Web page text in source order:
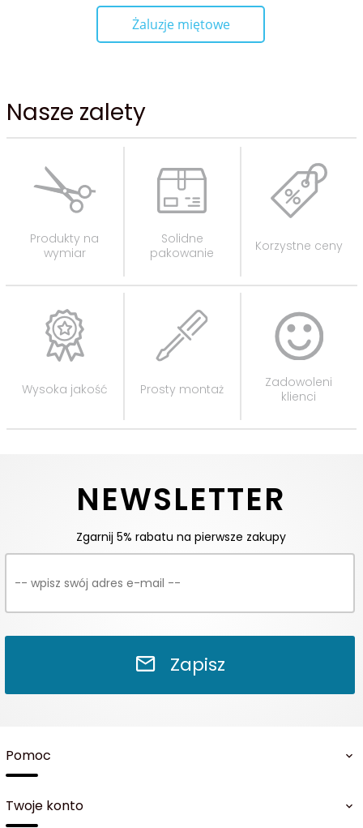
Żaluzje miętowe
Nasze zalety
Produkty na
wymiar
Solidne
pakowanie
Korzystne ceny
Wysoka jakość Prosty montaż
Zadowoleni
klienci
NEWSLETTER
Zgarnij 5% rabatu na pierwsze zakupy
Zapisz
Pomoc
Twoje konto